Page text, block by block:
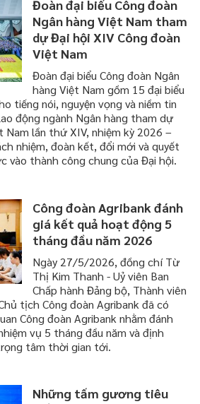
Đoàn đại biểu Công đoàn
Ngân hàng Việt Nam tham
dự Đại hội XIV Công đoàn
Việt Nam
Đoàn đại biểu Công đoàn Ngân
hàng Việt Nam gồm 15 đại biểu
tiếng nói, nguyện vọng và niềm tin
động ngành Ngân hàng tham dự
Nam lần thứ XIV, nhiệm kỳ 2026 –
nhiệm, đoàn kết, đổi mới và quyết
vào thành công chung của Đại hội.
Công đoàn Agribank đánh
giá kết quả hoạt động 5
tháng đầu năm 2026
​​​​​​​Ngày 27/5/2026, đồng chí Từ
Thị Kim Thanh - Uỷ viên Ban
Chấp hành Đảng bộ, Thành viên
tịch Công đoàn Agribank đã có
Công đoàn Agribank nhằm đánh
vụ 5 tháng đầu năm và định
tâm thời gian tới.
Những tấm gương tiêu